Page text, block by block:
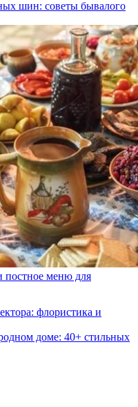
шин: советы бывалого
постное меню для
флористика и
доме: 40+ стильных